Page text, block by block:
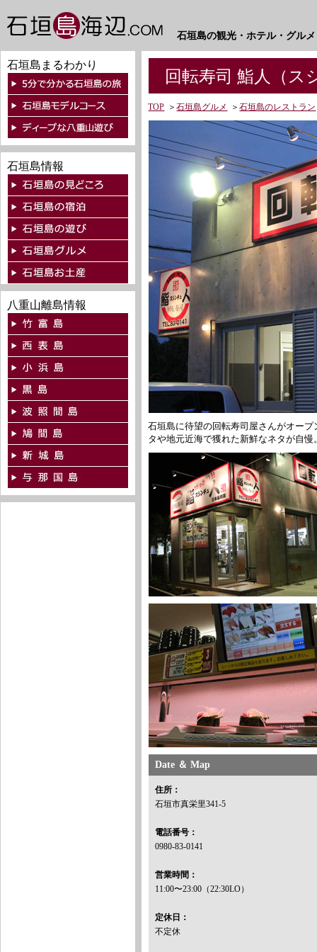
石垣島の観光・ホテル・グル
石垣島まるわかり
石垣島情報
八重山離島情報
回転寿司 鮨人（ス
TOP ＞石垣島グルメ ＞石垣島のレストラン
石垣島に待望の回転寿司屋さんがオー
タや地元近海で獲れた新鮮なネタが自慢
Date ＆ Map
住所：
石垣市真栄里341-5
電話番号：
0980-83-0141
営業時間：
11:00〜23:00（22:30LO）
定休日：
不定休